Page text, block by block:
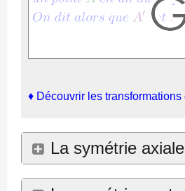
♦ Découvrir les transformations
La symétrie
♦Comprendre la